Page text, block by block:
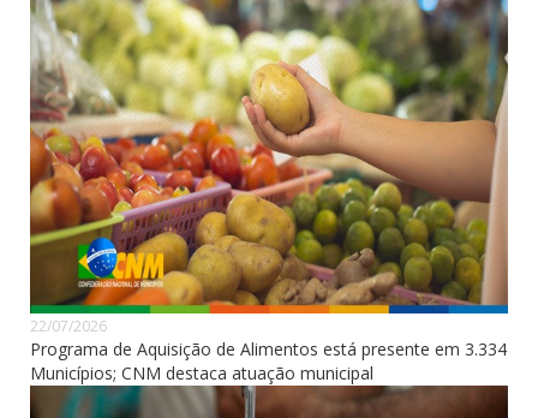
22/07/2026
Programa de Aquisição de Alimentos está presente em 3.334
Municípios; CNM destaca atuação municipal